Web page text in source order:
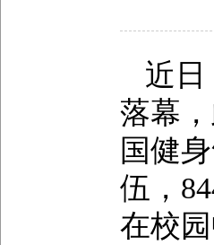
近日
落幕
国健
伍，
在校